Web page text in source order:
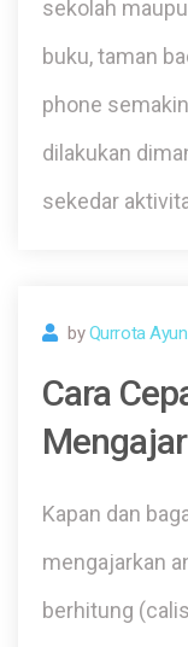
sekolah
buku, taman
phone
dilakukan
sekedar
byQurrota Ayun
Cara
Kapan dan
mengajarkan
berhitung